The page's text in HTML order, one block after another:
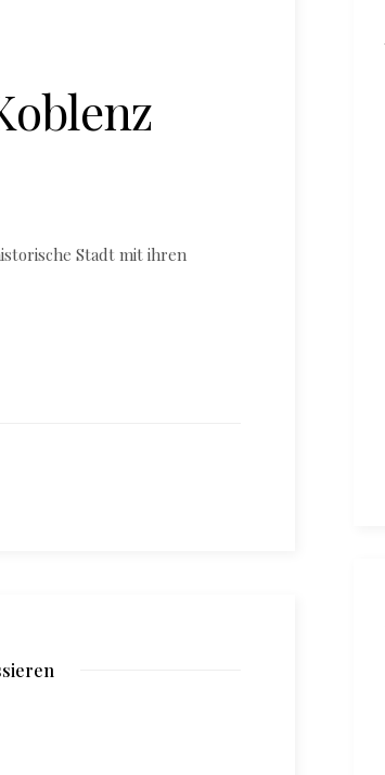
Stadt mit ihren